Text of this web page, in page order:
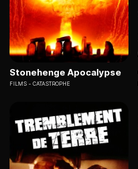
Stonehenge Apocalypse
FILMS CATASTROPHE